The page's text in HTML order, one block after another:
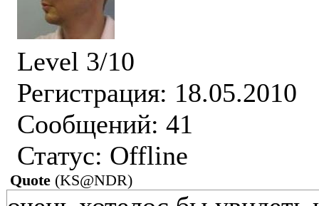
Level 3/10
Регистрация: 18.05.2010
Сообщений: 41
Статус: Offline
Quote (KS@NDR)